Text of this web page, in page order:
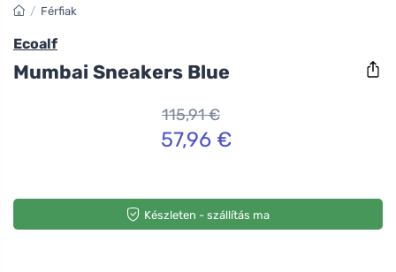
/ Férfiak
Ecoalf
Mumbai Sneakers Blue
115,91 €
57,96 €
Készleten - szállítás ma